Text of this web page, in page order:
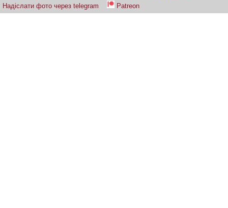
Надіслати фото через telegram
Patreon